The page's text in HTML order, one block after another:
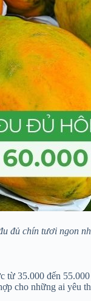
đủ chín tươi ngon
35.000 đến
cho những ai yêu